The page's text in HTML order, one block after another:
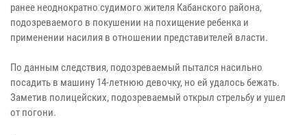
ранее неоднократно судимого жителя Кабанского района,
подозреваемого в покушении на похищение ребенка и
применении насилия в отношении представителей власти.
По данным следствия, подозреваемый пытался насильно
посадить в машину 14-летнюю девочку, но ей удалось бежать.
Заметив полицейских, подозреваемый открыл стрельбу и ушел
от погони.